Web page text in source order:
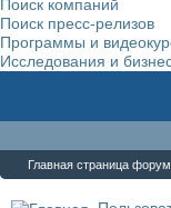
Поиск компаний
Поиск пресс-релизов
Программы и
Исследования и
Главная страница